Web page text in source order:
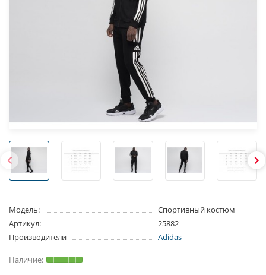
Модель:
Спортивный костюм
Артикул:
25882
Производители
Adidas